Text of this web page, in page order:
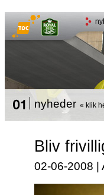
nyheder« klik
Bliv
02-06-2008 |